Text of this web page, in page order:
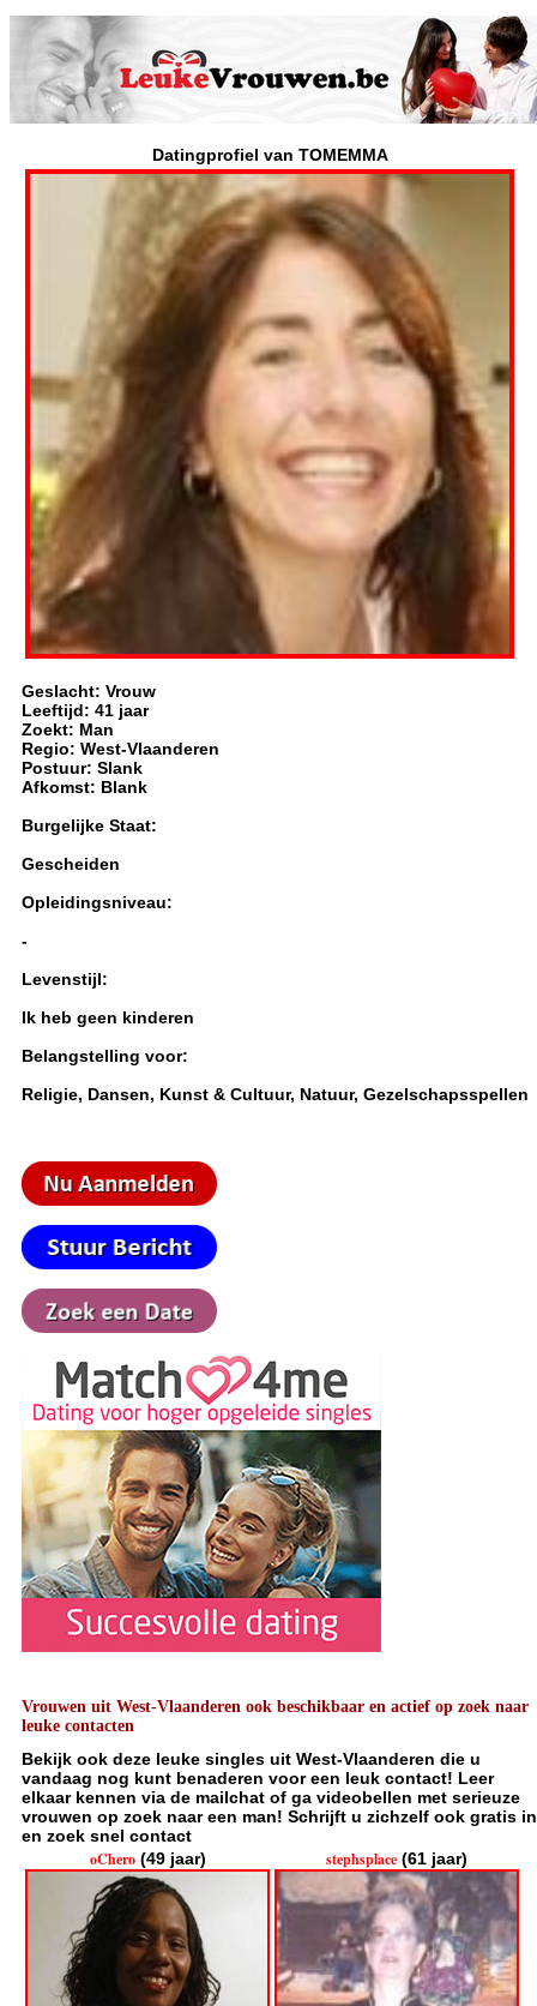
Datingprofiel van TOMEMMA
Geslacht: Vrouw
Leeftijd: 41 jaar
Zoekt: Man
Regio: West-Vlaanderen
Postuur: Slank
Afkomst: Blank
Burgelijke Staat:
Gescheiden
Opleidingsniveau:
-
Levenstijl:
Ik heb geen kinderen
Belangstelling voor:
Religie, Dansen, Kunst & Cultuur, Natuur, Gezelschapsspellen
Vrouwen uit West-Vlaanderen ook beschikbaar en actief op zoek naar
leuke contacten
Bekijk ook deze leuke singles uit West-Vlaanderen die u
vandaag nog kunt benaderen voor een leuk contact! Leer
elkaar kennen via de mailchat of ga videobellen met serieuze
vrouwen op zoek naar een man! Schrijft u zichzelf ook gratis in
en zoek snel contact
oChero(49 jaar) stephsplace (61 jaar)